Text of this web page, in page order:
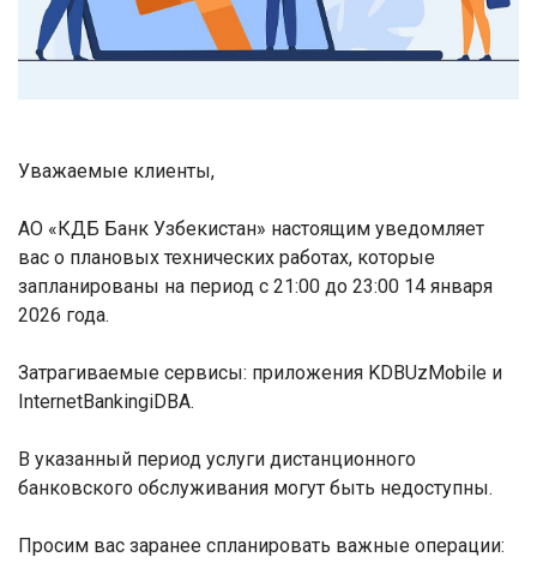
Уважаемые клиенты,
АО «КДБ Банк Узбекистан» настоящим уведомляет
вас о плановых технических работах, которые
запланированы на период с 21:00 до 23:00 14 января
2026 года.
Затрагиваемые сервисы: приложения KDBUzMobile и
InternetBankingiDBA.
В указанный период услуги дистанционного
банковского обслуживания могут быть недоступны.
Просим вас заранее спланировать важные операции: